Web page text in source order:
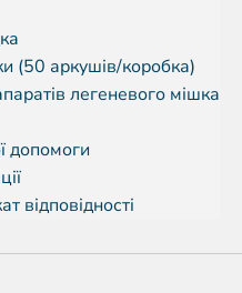
(50 аркушів/коробка)
легеневого мішка
допомоги
відповідності